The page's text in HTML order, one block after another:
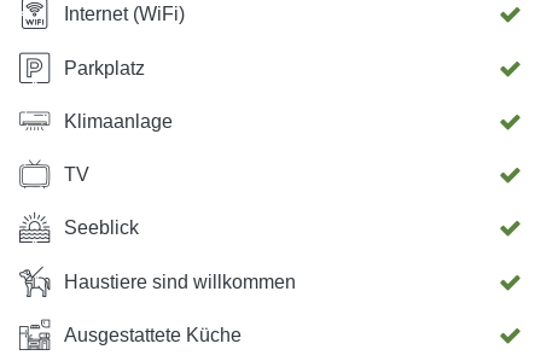
Internet (WiFi)
Parkplatz
Klimaanlage
TV
Seeblick
Haustiere sind willkommen
Ausgestattete Küche